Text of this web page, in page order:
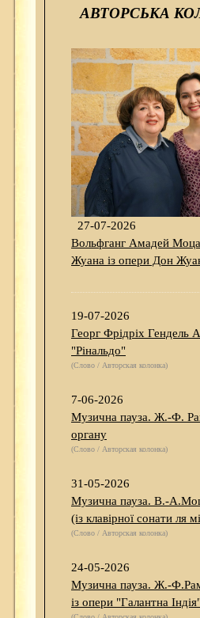
АВТОРСЬКА
27-07-2026
Вольфганг Амадей
Жуана із опери Дон
19-07-2026
Георг Фрідріх Гендель
"Рінальдо"
(Слово / Авторская колонка)
7-06-2026
Музична пауза. Ж.-Ф.
органу
(Слово / Авторская колонка)
31-05-2026
Музична пауза. В.-
(із клавірної сонати ля
(Слово / Авторская колонка)
24-05-2026
Музична пауза. Ж.-
із опери "Галантна